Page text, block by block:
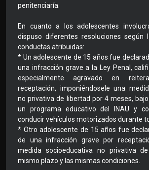
penitenciaría.
En cuanto a los adolescentes
dispuso diferentes resoluciones según
conductas atribuidas:
* Un adolescente de 15 años fue
una infracción grave a la Ley Penal,
especialmente agravado en
receptación, imponiéndosele una
no privativa de libertad por 4 meses,
un programa educativo del INAU y
conducir vehículos motorizados durante
* Otro adolescente de 15 años fue
de una infracción grave por
medida socioeducativa no privativa
mismo plazo y las mismas condiciones.